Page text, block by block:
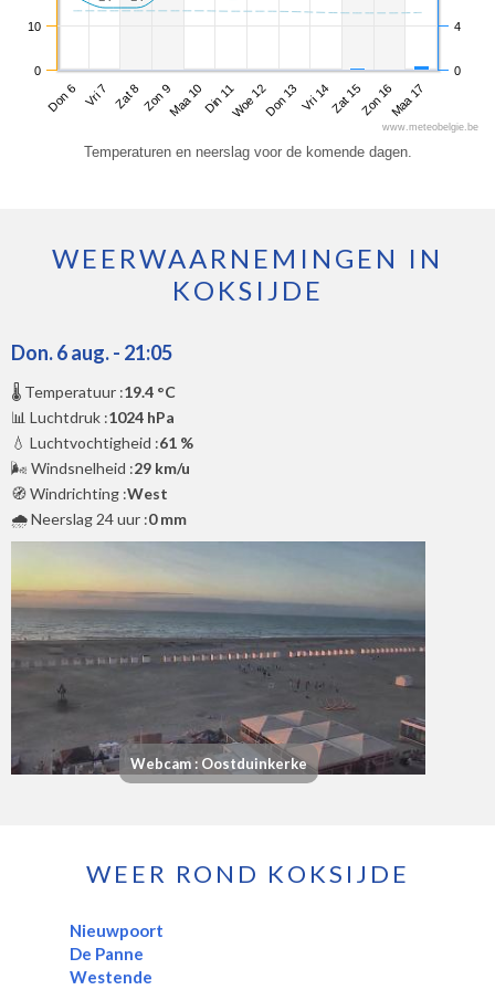
Don 6 Vri 7 Zat 8Zon 9Maa 10Din 11Woe 12Don 13Vri 14Zat 15Zon 16Maa 17
0
10
0
4
www.meteobelgie.be
Temperaturen en neerslag voor de komende dagen.
WEERWAARNEMINGEN IN
KOKSIJDE
Don. 6 aug. - 21:05
🌡️ Temperatuur :19.4 °C
📊 Luchtdruk :1024 hPa
💧 Luchtvochtigheid :61 %
🌬️ Windsnelheid :29 km/u
🧭 Windrichting :West
🌧️ Neerslag 24 uur :0 mm
Webcam : Oostduinkerke
WEER ROND KOKSIJDE
Nieuwpoort
De Panne
Westende